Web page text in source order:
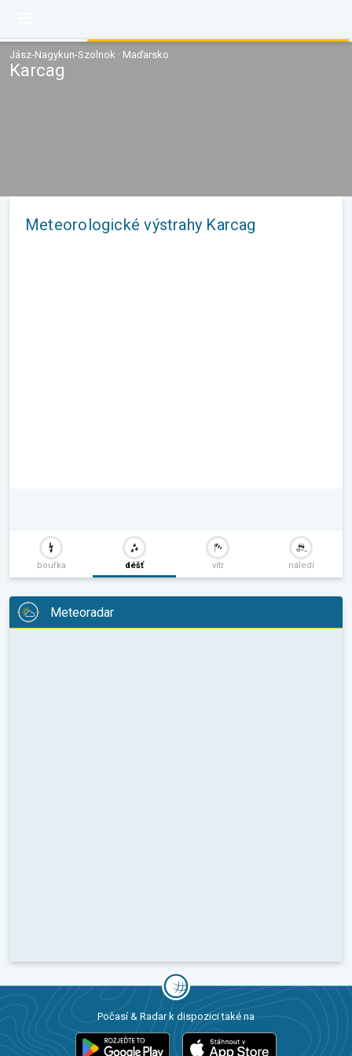
Jász-Nagykun-Szolnok · Maďarsko
Karcag
Meteorologické výstrahy Karcag
bouřka déšť vítr náledí
Meteoradar
Počasí & Radar k dispozici také na